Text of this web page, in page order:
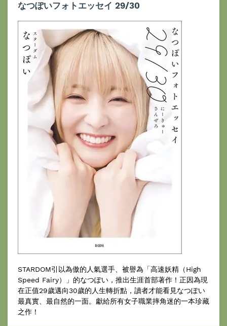
なつぽいフォトエッセイ 29/30
STARDOM引以為傲的人氣選手、被譽為「高速妖精（High
Speed Fairy）」的なつぽい，推出生涯首部著作！正因為現
在正值29歲邁向30歲的人生轉折點，讀者才能看見なつぽい
最真實、最自然的一面。獻給所有女子職業摔角迷的一本珍藏
之作！